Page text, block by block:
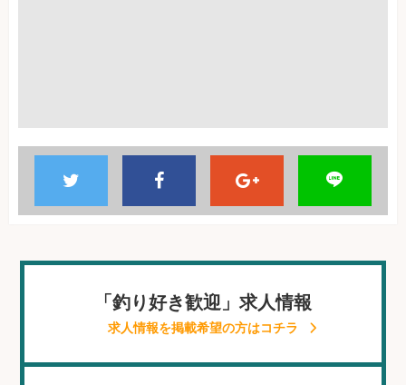
「釣り好き歓迎」求人情報
求人情報を掲載希望の方はコチラ